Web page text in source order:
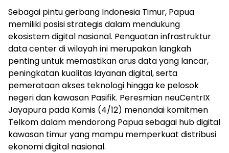
Sebagai pintu gerbang Indonesia Timur, Papua
memiliki posisi strategis dalam mendukung
ekosistem digital nasional. Penguatan infrastruktur
data center di wilayah ini merupakan langkah
penting untuk memastikan arus data yang lancar,
peningkatan kualitas layanan digital, serta
pemerataan akses teknologi hingga ke pelosok
negeri dan kawasan Pasifik. Peresmian neuCentrIX
Jayapura pada Kamis (4/12) menandai komitmen
Telkom dalam mendorong Papua sebagai hub digital
kawasan timur yang mampu memperkuat distribusi
ekonomi digital nasional.